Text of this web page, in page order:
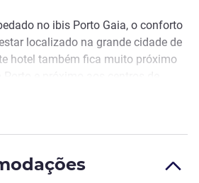
no ibis Porto Gaia, o conforto
localizado na grande cidade de
hotel também fica muito próximo
pode usufruir de estacionamento
aproveite a vista fantástica ao